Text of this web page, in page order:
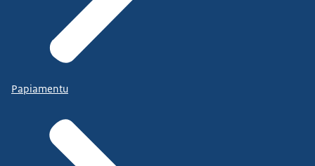
Papiamentu